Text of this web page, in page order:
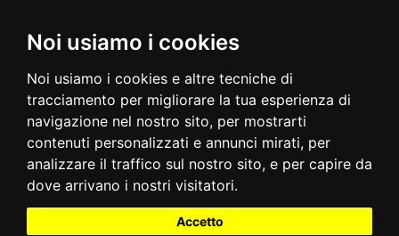
Noi usiamo i cookies
Noi usiamo i cookies e altre tecniche di
tracciamento per migliorare la tua esperienza di
navigazione nel nostro sito, per mostrarti
contenuti personalizzati e annunci mirati, per
analizzare il traffico sul nostro sito, e per capire da
dove arrivano i nostri visitatori.
Accetto